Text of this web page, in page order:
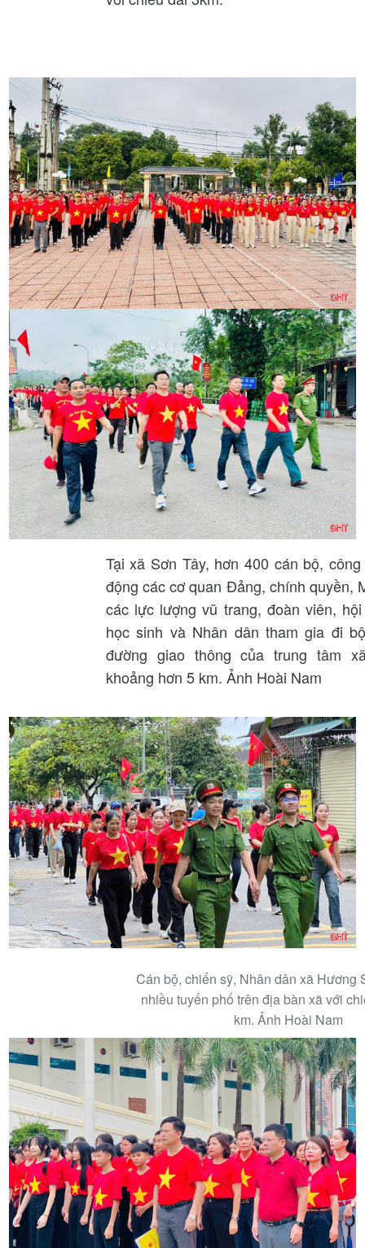
Tại xã Sơn Tây, hơn 400 cán bộ,
động các cơ quan Đảng, chính quyền,
các lực lượng vũ trang, đoàn viên,
học sinh và Nhân dân tham gia đi
đường giao thông của trung tâm
khoảng hơn 5 km. Ảnh Hoài Nam
Cán bộ, chiến sỹ, Nhân dân xã Hương
nhiều tuyến phố trên địa bàn xã với
km. Ảnh Hoài Nam